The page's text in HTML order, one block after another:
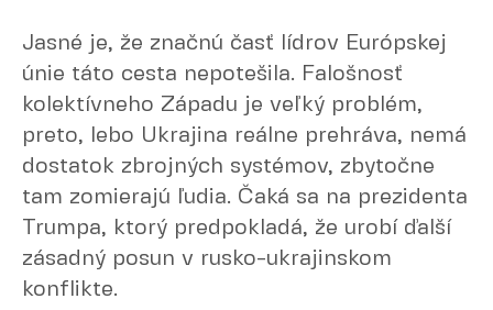
Jasné je, že značnú časť lídrov Európskej
únie táto cesta nepotešila. Falošnosť
kolektívneho Západu je veľký problém,
preto, lebo Ukrajina reálne prehráva, nemá
dostatok zbrojných systémov, zbytočne
tam zomierajú ľudia. Čaká sa na prezidenta
Trumpa, ktorý predpokladá, že urobí ďalší
zásadný posun v rusko-ukrajinskom
konflikte.